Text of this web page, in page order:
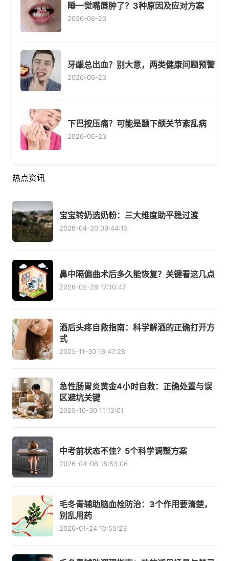
睡一觉嘴唇肿了？3种原因及应对方案
2026-06-23
牙龈总出血？别大意，两类健康问题预警
2026-06-23
下巴按压痛？可能是颞下颌关节紊乱病
2026-06-23
热点资讯
宝宝转奶选奶粉：三大维度助平稳过渡
2026-04-20 09:44:13
鼻中隔偏曲术后多久能恢复？关键看这几点
2026-02-28 17:10:47
酒后头疼自救指南：科学解酒的正确打开方
式
2025-11-30 16:47:28
急性肠胃炎黄金4小时自救：正确处置与误
区避坑关键
2025-10-30 11:12:01
中考前状态不佳？5个科学调整方案
2026-04-06 18:53:06
毛冬青辅助脑血栓防治：3个作用要清楚，
别乱用药
2026-01-24 10:55:23